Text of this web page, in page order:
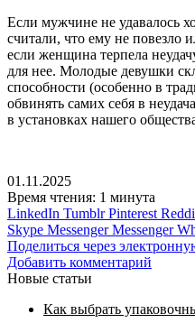
Если мужчине не удавалось
считали, что ему не повезло
если женщина терпела
для нее. Молодые девушки
способности (особенно в
обвинять самих себя в
в установках нашего
01.11.2025
Время чтения: 1 минута
LinkedIn Tumblr Pinterest
Skype Messenger Messenger
Поделиться через
Добавить комментарий
Новые статьи
Как выбрать